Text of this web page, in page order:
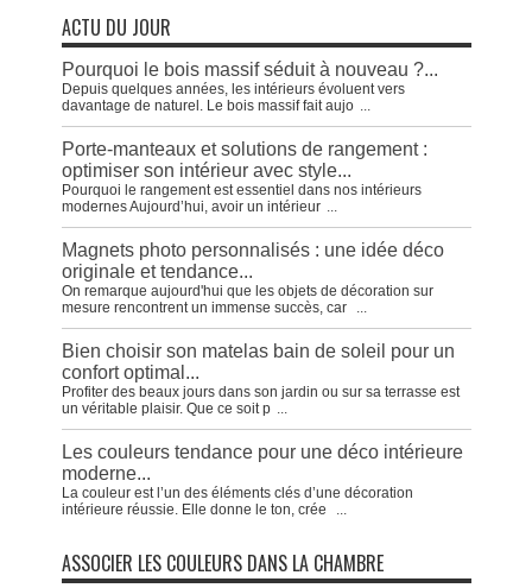
ACTU DU JOUR
Pourquoi le bois massif séduit à nouveau ?...
Depuis quelques années, les intérieurs évoluent vers
davantage de naturel. Le bois massif fait aujo
Porte-manteaux et solutions de rangement :
optimiser son intérieur avec style...
Pourquoi le rangement est essentiel dans nos intérieurs
modernes Aujourd’hui, avoir un intérieur
Magnets photo personnalisés : une idée déco
originale et tendance...
On remarque aujourd'hui que les objets de décoration sur
mesure rencontrent un immense succès, car
Bien choisir son matelas bain de soleil pour un
confort optimal...
Profiter des beaux jours dans son jardin ou sur sa terrasse est
un véritable plaisir. Que ce soit p
Les couleurs tendance pour une déco intérieure
moderne...
La couleur est l’un des éléments clés d’une décoration
intérieure réussie. Elle donne le ton, crée
ASSOCIER LES COULEURS DANS LA CHAMBRE